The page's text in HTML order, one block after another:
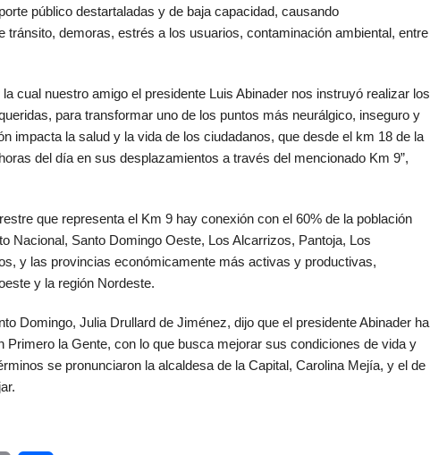
público destartaladas y de baja capacidad, causando
tránsito, demoras, estrés a los usuarios, contaminación ambiental, entre
cual nuestro amigo el presidente Luis Abinader nos instruyó realizar los
para transformar uno de los puntos más neurálgico, inseguro y
impacta la salud y la vida de los ciudadanos, que desde el km 18 de la
del día en sus desplazamientos a través del mencionado Km 9”,
que representa el Km 9 hay conexión con el 60% de la población
Nacional, Santo Domingo Oeste, Los Alcarrizos, Pantoja, Los
y las provincias económicamente más activas y productivas,
y la región Nordeste.
Domingo, Julia Drullard de Jiménez, dijo que el presidente Abinader ha
Primero la Gente, con lo que busca mejorar sus condiciones de vida y
se pronunciaron la alcaldesa de la Capital, Carolina Mejía, y el de